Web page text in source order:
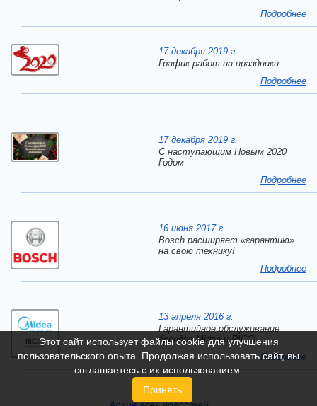
Подробнее
17 декабря 2019 г.
График работ на праздники
Подробнее
17 декабря 2019 г.
C наступающим Новым 2020
Годом
Подробнее
16 июня 2017 г.
Bosch расширяет «гарантию»
на свою технику!
Подробнее
13 апреля 2016 г.
Гарантийное обслуживание
брендов Midea и RICCI
Подробнее
Этот сайт использует файлы cookie для улучшения
пользовательского опыта. Продолжая использовать сайт, вы
соглашаетесь с их использованием.
Принять